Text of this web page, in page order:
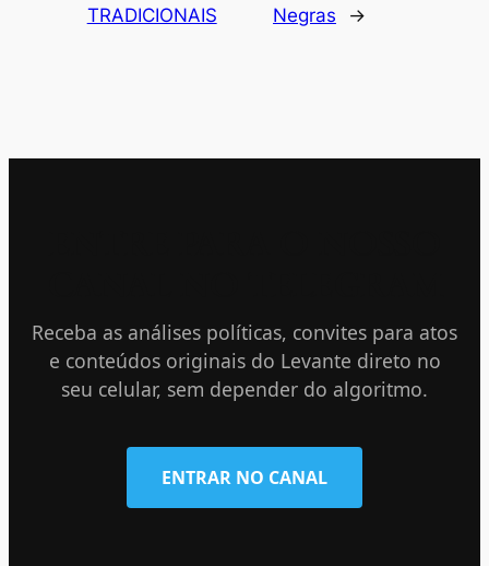
TRADICIONAIS
Negras
→
Receba as análises políticas, convites para atos
e conteúdos originais do Levante direto no
seu celular, sem depender do algoritmo.
ENTRAR NO CANAL